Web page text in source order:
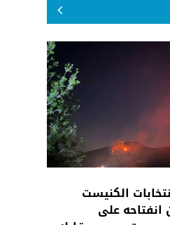
الكنيست
على